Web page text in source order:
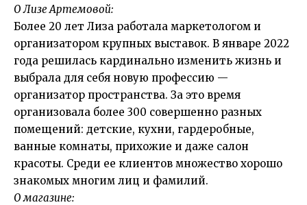
О Лизе Артемовой:
Более 20 лет Лиза работала маркетологом и
организатором крупных выставок. В январе 2022
года решилась кардинально изменить жизнь и
выбрала для себя новую профессию —
организатор пространства. За это время
организовала более 300 совершенно разных
помещений: детские, кухни, гардеробные,
ванные комнаты, прихожие и даже салон
красоты. Среди ее клиентов множество хорошо
знакомых многим лиц и фамилий.
О магазине: